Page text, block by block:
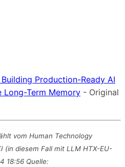
Production-Ready AI
Long-Term Memory - Original
vom Human Technology
(in diesem Fall mit LLM HTX-EU-
18:56 Quelle: